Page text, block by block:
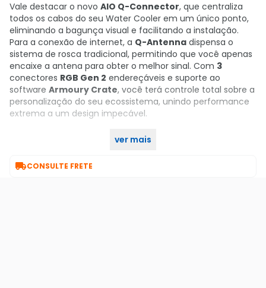
Vale destacar o novo AIO Q-Connector, que centraliza
todos os cabos do seu Water Cooler em um único ponto,
eliminando a bagunça visual e facilitando a instalação.
Para a conexão de internet, a Q-Antenna dispensa o
sistema de rosca tradicional, permitindo que você apenas
encaixe a antena para obter o melhor sinal. Com 3
conectores RGB Gen 2 endereçáveis e suporte ao
software Armoury Crate, você terá controle total sobre a
personalização do seu ecossistema, unindo performance
extrema a um design impecável.
ver mais
CONSULTE FRETE